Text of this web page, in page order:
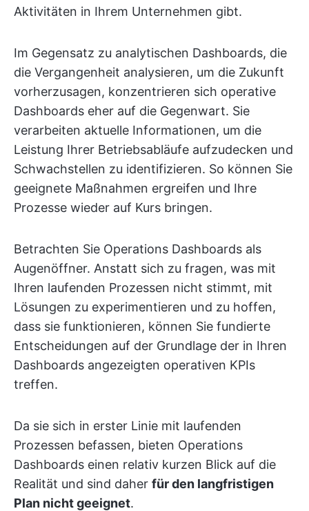
Aktivitäten in Ihrem Unternehmen gibt.
Im Gegensatz zu analytischen Dashboards, die
die Vergangenheit analysieren, um die Zukunft
vorherzusagen, konzentrieren sich operative
Dashboards eher auf die Gegenwart. Sie
verarbeiten aktuelle Informationen, um die
Leistung Ihrer Betriebsabläufe aufzudecken und
Schwachstellen zu identifizieren. So können Sie
geeignete Maßnahmen ergreifen und Ihre
Prozesse wieder auf Kurs bringen.
Betrachten Sie Operations Dashboards als
Augenöffner. Anstatt sich zu fragen, was mit
Ihren laufenden Prozessen nicht stimmt, mit
Lösungen zu experimentieren und zu hoffen,
dass sie funktionieren, können Sie fundierte
Entscheidungen auf der Grundlage der in Ihren
Dashboards angezeigten operativen KPIs
treffen.
Da sie sich in erster Linie mit laufenden
Prozessen befassen, bieten Operations
Dashboards einen relativ kurzen Blick auf die
Realität und sind daher für den langfristigen
Plan nicht geeignet.